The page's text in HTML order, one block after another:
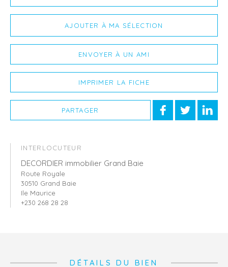
AJOUTER À MA SÉLECTION
ENVOYER À UN AMI
IMPRIMER LA FICHE
PARTAGER
INTERLOCUTEUR
DECORDIER immobilier Grand Baie
Route Royale
30510 Grand Baie
Ile Maurice
+230 268 28 28
DÉTAILS DU BIEN